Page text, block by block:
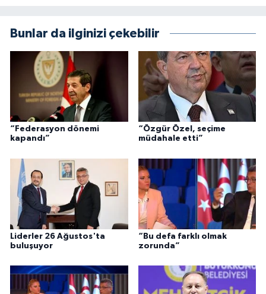
Bunlar da ilginizi çekebilir
“Federasyon dönemi
kapandı”
“Özgür Özel, seçime
müdahale etti”
Liderler 26 Ağustos'ta
buluşuyor
“Bu defa farklı olmak
zorunda”